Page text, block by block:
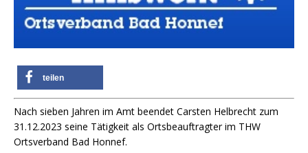
teilen
Nach sieben Jahren im Amt beendet Carsten Helbrecht zum
31.12.2023 seine Tätigkeit als Ortsbeauftragter im THW
Ortsverband Bad Honnef.